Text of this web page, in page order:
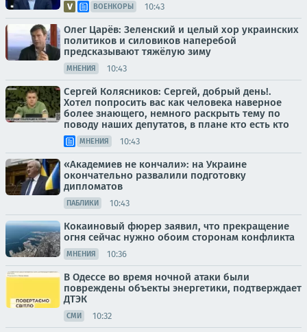
ВОЕНКОРЫ 10:43
Олег Царёв: Зеленский и целый хор украинских
политиков и силовиков наперебой
предсказывают тяжёлую зиму
МНЕНИЯ 10:43
Сергей Колясников: Сергей, добрый день!.
Хотел попросить вас как человека наверное
более знающего, немного раскрыть тему по
поводу наших депутатов, в плане кто есть кто
МНЕНИЯ 10:43
«Академиев не кончали»: на Украине
окончательно развалили подготовку
дипломатов
ПАБЛИКИ 10:43
Кокаиновый фюрер заявил, что прекращение
огня сейчас нужно обоим сторонам конфликта
МНЕНИЯ 10:36
В Одессе во время ночной атаки были
повреждены объекты энергетики, подтверждает
ДТЭК
СМИ 10:32